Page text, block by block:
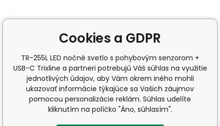
Cookies a GDPR
TR-255L LED nočné svetlo s pohybovým senzorom +
USB-C Trixline a partneri potrebujú Váš súhlas na využitie
jednotlivých údajov, aby Vám okrem iného mohli
ukazovať informácie týkajúce sa Vašich záujmov
pomocou personalizácie reklám. Súhlas udelíte
kliknutím na políčko "Áno, súhlasím".